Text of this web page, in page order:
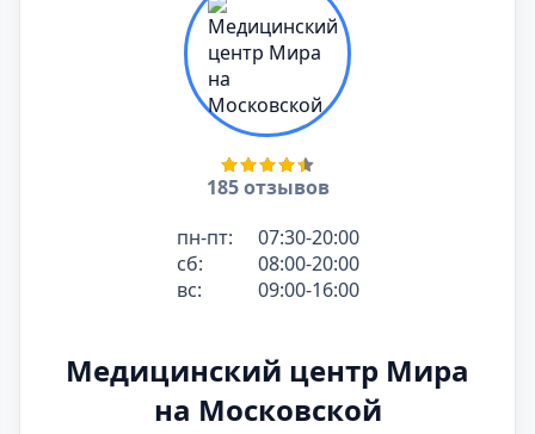
185 отзывов
пн-пт:
07:30-20:00
сб:
08:00-20:00
вс:
09:00-16:00
Медицинский центр Мира
на Московской